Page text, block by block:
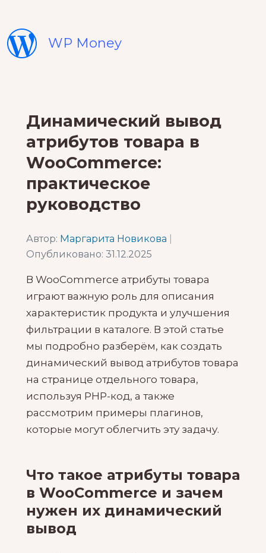
WP Money
Динамический вывод
атрибутов товара в
WooCommerce:
практическое
руководство
Автор: Маргарита Новикова
Опубликовано: 31.12.2025
В WooCommerce атрибуты товара
играют важную роль для описания
характеристик продукта и улучшения
фильтрации в каталоге. В этой статье
мы подробно разберём, как создать
динамический вывод атрибутов товара
на странице отдельного товара,
используя PHP-код, а также
рассмотрим примеры плагинов,
которые могут облегчить эту задачу.
Что такое атрибуты товара
в WooCommerce и зачем
нужен их динамический
вывод